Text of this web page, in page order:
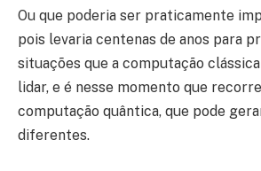
Ou que poderia ser praticamente
pois levaria centenas de anos para
situações que a computação
lidar, e é nesse momento que
computação quântica, que pode
diferentes.